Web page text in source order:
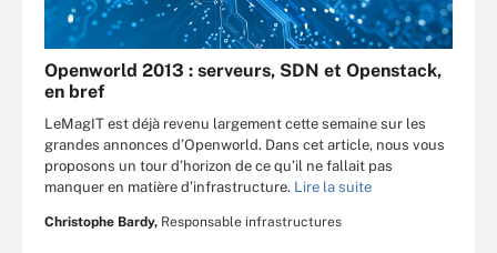
Openworld 2013 : serveurs, SDN et Openstack,
en bref
LeMagIT est déjà revenu largement cette semaine sur les
grandes annonces d’Openworld. Dans cet article, nous vous
proposons un tour d’horizon de ce qu’il ne fallait pas
manquer en matière d’infrastructure. Lire la suite
Christophe Bardy, Responsable infrastructures